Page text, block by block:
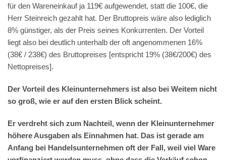
für den Wareneinkauf ja 119€ aufgewendet, statt die 100€, die
Herr Steinreich gezahlt hat. Der Bruttopreis wäre also lediglich
8% günstiger, als der Preis seines Konkurrenten. Der Vorteil
liegt also bei deutlich unterhalb der oft angenommenen 16%
(38€ / 238€) des Bruttopreises [entspricht 19% (38€/200€) des
Nettopreises].
Der Vorteil des Kleinunternehmers ist also bei Weitem nicht
so groß, wie er auf den ersten Blick scheint.
Er verdreht sich zum Nachteil, wenn der Kleinunternehmer
höhere Ausgaben als Einnahmen hat. Das ist gerade am
Anfang bei Handelsunternehmen oft der Fall, weil viel Ware